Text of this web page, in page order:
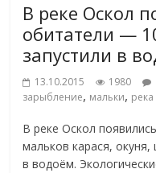
В реке Оскол
обитатели —
запустили в
13.10.2015 1980
зарыбление, мальки,
В реке Оскол
мальков карася,
в водоём.